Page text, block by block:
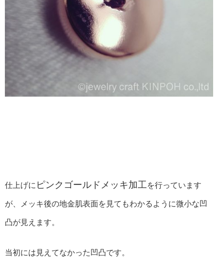
仕上げに ピンクゴールドメッキ加工 を行っています
が、メッキ後の地金肌表面を見てもわかるように微小な凹
凸が見えます。
当初には見えてなかった凹凸です。